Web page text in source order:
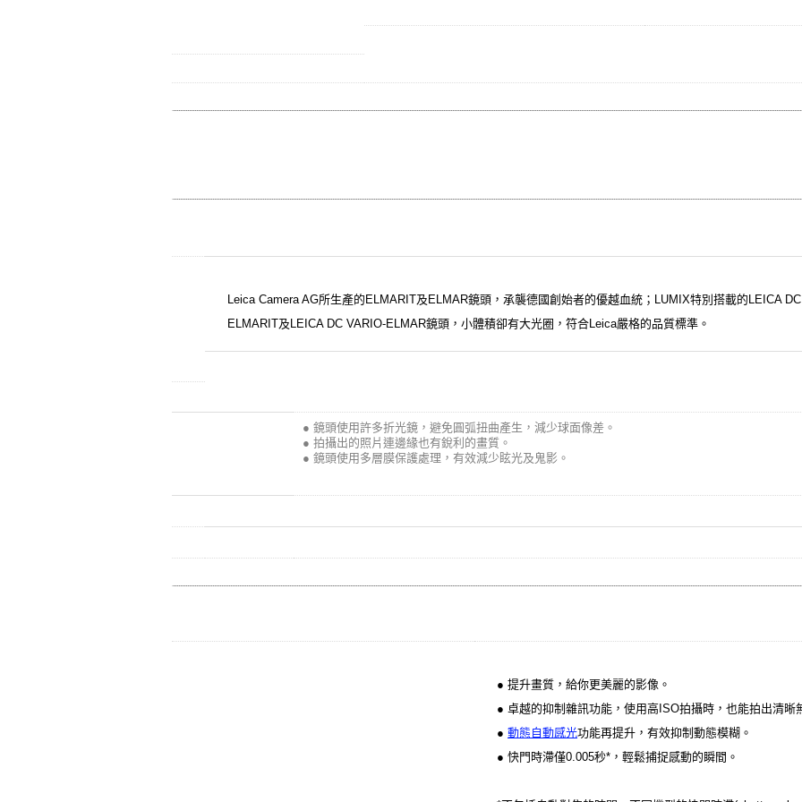
Leica Camera AG所生產的ELMARIT及ELMAR鏡頭，承襲德國創始者的優越血統；LUMIX特別搭載的LEICA
ELMARIT及LEICA DC VARIO-ELMAR鏡頭，小體積卻有大光圈，符合Leica嚴格的品質標準。
● 鏡頭使用許多折光鏡，避免圓弧扭曲產生，減少球面像差。
● 拍攝出的照片連邊緣也有銳利的畫質。
● 鏡頭使用多層膜保護處理，有效減少眩光及鬼影。
● 提升畫質，給你更美麗的影像。
● 卓越的抑制雜訊功能，使用高ISO拍攝時，也能拍出清晰
● 動態自動感光功能再提升，有效抑制動態模糊。
● 快門時滯僅0.005秒*，輕鬆捕捉感動的瞬間。